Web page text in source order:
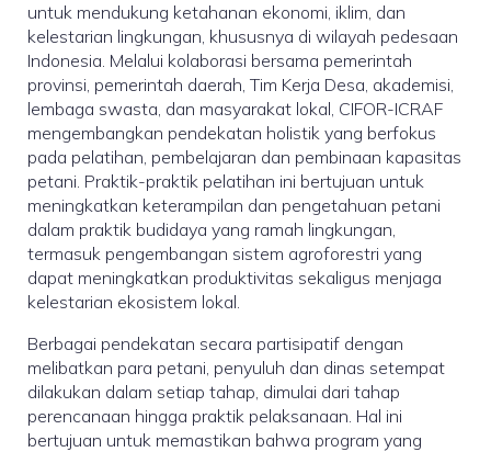
untuk mendukung ketahanan ekonomi, iklim, dan
kelestarian lingkungan, khususnya di wilayah pedesaan
Indonesia. Melalui kolaborasi bersama pemerintah
provinsi, pemerintah daerah, Tim Kerja Desa, akademisi,
lembaga swasta, dan masyarakat lokal, CIFOR-ICRAF
mengembangkan pendekatan holistik yang berfokus
pada pelatihan, pembelajaran dan pembinaan kapasitas
petani. Praktik-praktik pelatihan ini bertujuan untuk
meningkatkan keterampilan dan pengetahuan petani
dalam praktik budidaya yang ramah lingkungan,
termasuk pengembangan sistem agroforestri yang
dapat meningkatkan produktivitas sekaligus menjaga
kelestarian ekosistem lokal.
Berbagai pendekatan secara partisipatif dengan
melibatkan para petani, penyuluh dan dinas setempat
dilakukan dalam setiap tahap, dimulai dari tahap
perencanaan hingga praktik pelaksanaan. Hal ini
bertujuan untuk memastikan bahwa program yang